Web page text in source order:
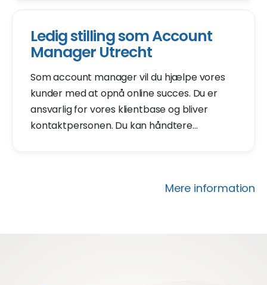
Ledig stilling som Account
Manager Utrecht
Som account manager vil du hjælpe vores
kunder med at opnå online succes. Du er
ansvarlig for vores klientbase og bliver
kontaktpersonen. Du kan håndtere
Mere information